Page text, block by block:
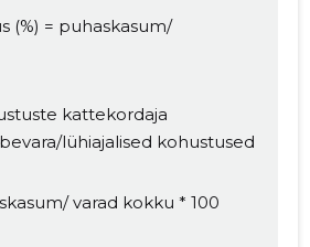
(%) = puhaskasum/
kattekordaja
lühiajalised kohustused
varad kokku * 100